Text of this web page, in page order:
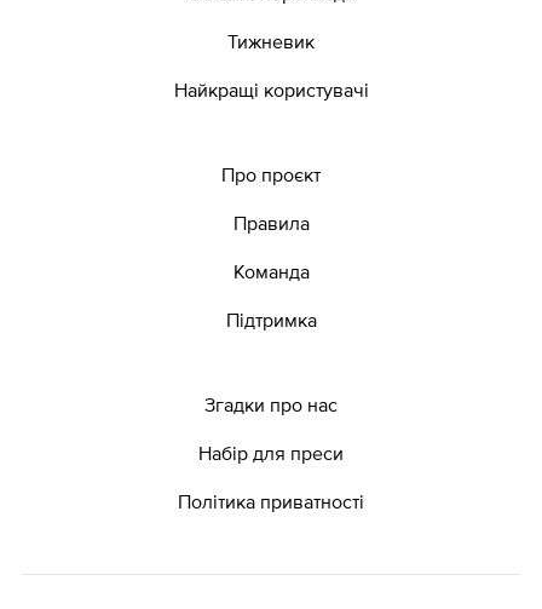
Тижневик
Найкращі користувачі
Про проєкт
Правила
Команда
Підтримка
Згадки про нас
Набір для преси
Політика приватності